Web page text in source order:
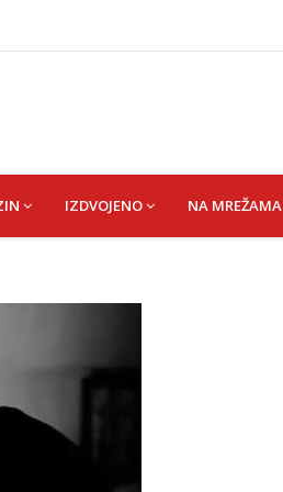
mrtav u kući, osumnjičeni
medeno 2026“
IZDVOJENO NA MREŽAMA